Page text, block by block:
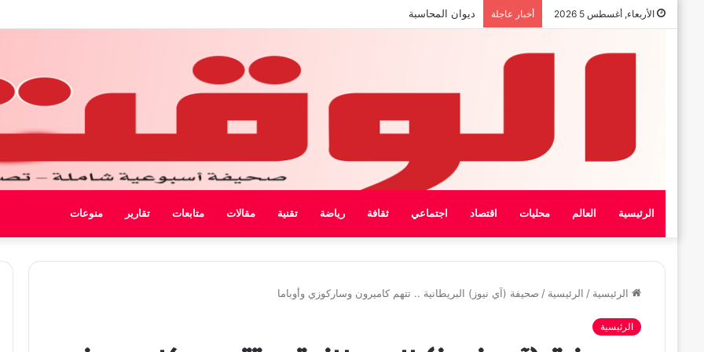
الأربعاء, أغسطس 5 2026 أخبار عاجلة ديوان المحاسبة
الرئيسية العالم محليات اقتصاد اجتماعي ثقافة رياضة تقنية مقالات متابعات تقارير منوعات
الرئيسية / الرئيسية / صحيفة (آي نيوز) البريطانية .. تتهم كاميرون وساركوزي وأوباما
الرئيسية